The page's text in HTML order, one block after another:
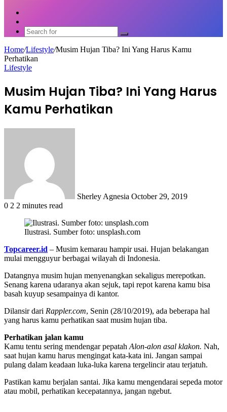
skin
Search
for
Home/Lifestyle/Musim Hujan Tiba? Ini Yang Harus Kamu
Perhatikan
Lifestyle
Musim Hujan Tiba? Ini Yang Harus
Kamu Perhatikan
Sherley Agnesia October 29, 2019
0 2 2 minutes read
Ilustrasi. Sumber foto: unsplash.com
Topcareer.id – Musim kemarau hampir usai. Hujan belakangan
mulai mengguyur berbagai wilayah di Indonesia.
Datangnya musim hujan menyenangkan sekaligus merepotkan.
Senang karena udaranya akan sejuk, tapi repot karena kamu bisa
basah kuyup sesampainya di kantor.
Dilansir dari Rappler.com, Senin (28/10/2019), ada beberapa hal
yang harus kamu perhatikan saat musim hujan tiba.
Perhatikan jalan kamu
Kamu tentu sering mendengar pepatah Alon-alon asal klakon. Nah,
saat hujan kamu harus mengingat kata-kata ini. Jangan sampai
pulang dalam keadaan luka-luka karena tergelincir atau terjatuh.
Pastikan kamu berjalan santai. Jika kamu mengendarai sepeda motor
atau mobil, perhatikan kecepatannya, jangan ngebut.